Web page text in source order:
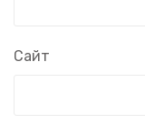
Сайт